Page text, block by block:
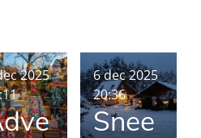
2025
Snee
6 dec 2025
20:36